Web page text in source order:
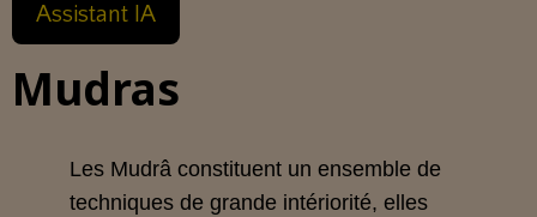
Assistant IA
Mudras
Les Mudrâ constituent un ensemble de
techniques de grande intériorité, elles